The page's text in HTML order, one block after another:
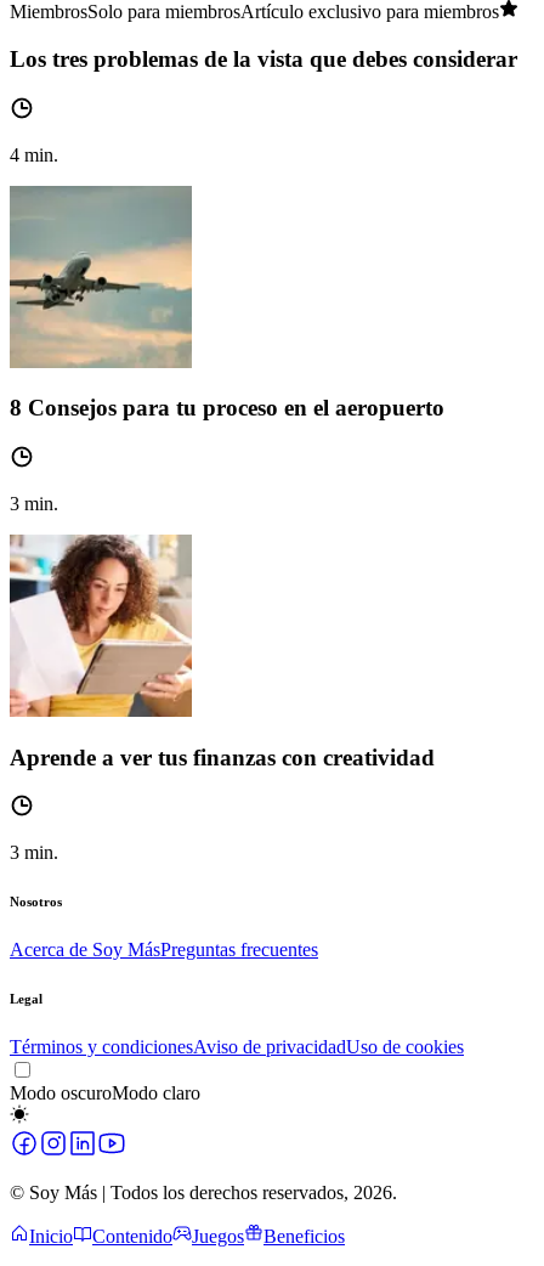
MiembrosSolo para miembrosArtículo exclusivo para miembros
Los tres problemas de la vista que debes considerar
4 min.
8 Consejos para tu proceso en el aeropuerto
3 min.
Aprende a ver tus finanzas con creatividad
3 min.
Nosotros
Acerca de Soy MásPreguntas frecuentes
Legal
Términos y condicionesAviso de privacidadUso de cookies
Modo oscuroModo claro
© Soy Más | Todos los derechos reservados, 2026.
Inicio Contenido Juegos Beneficios